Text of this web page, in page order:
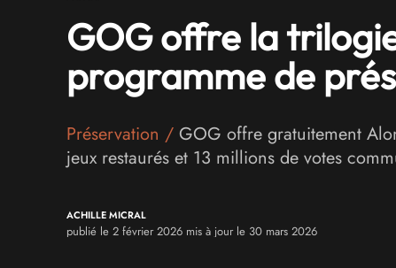
GOG offre la
programme de
Préservation / GOG offre gratuitement
jeux restaurés et 13 millions de votes
ACHILLE MICRAL
publié le 2 février 2026 mis à jour le 30 mars 2026